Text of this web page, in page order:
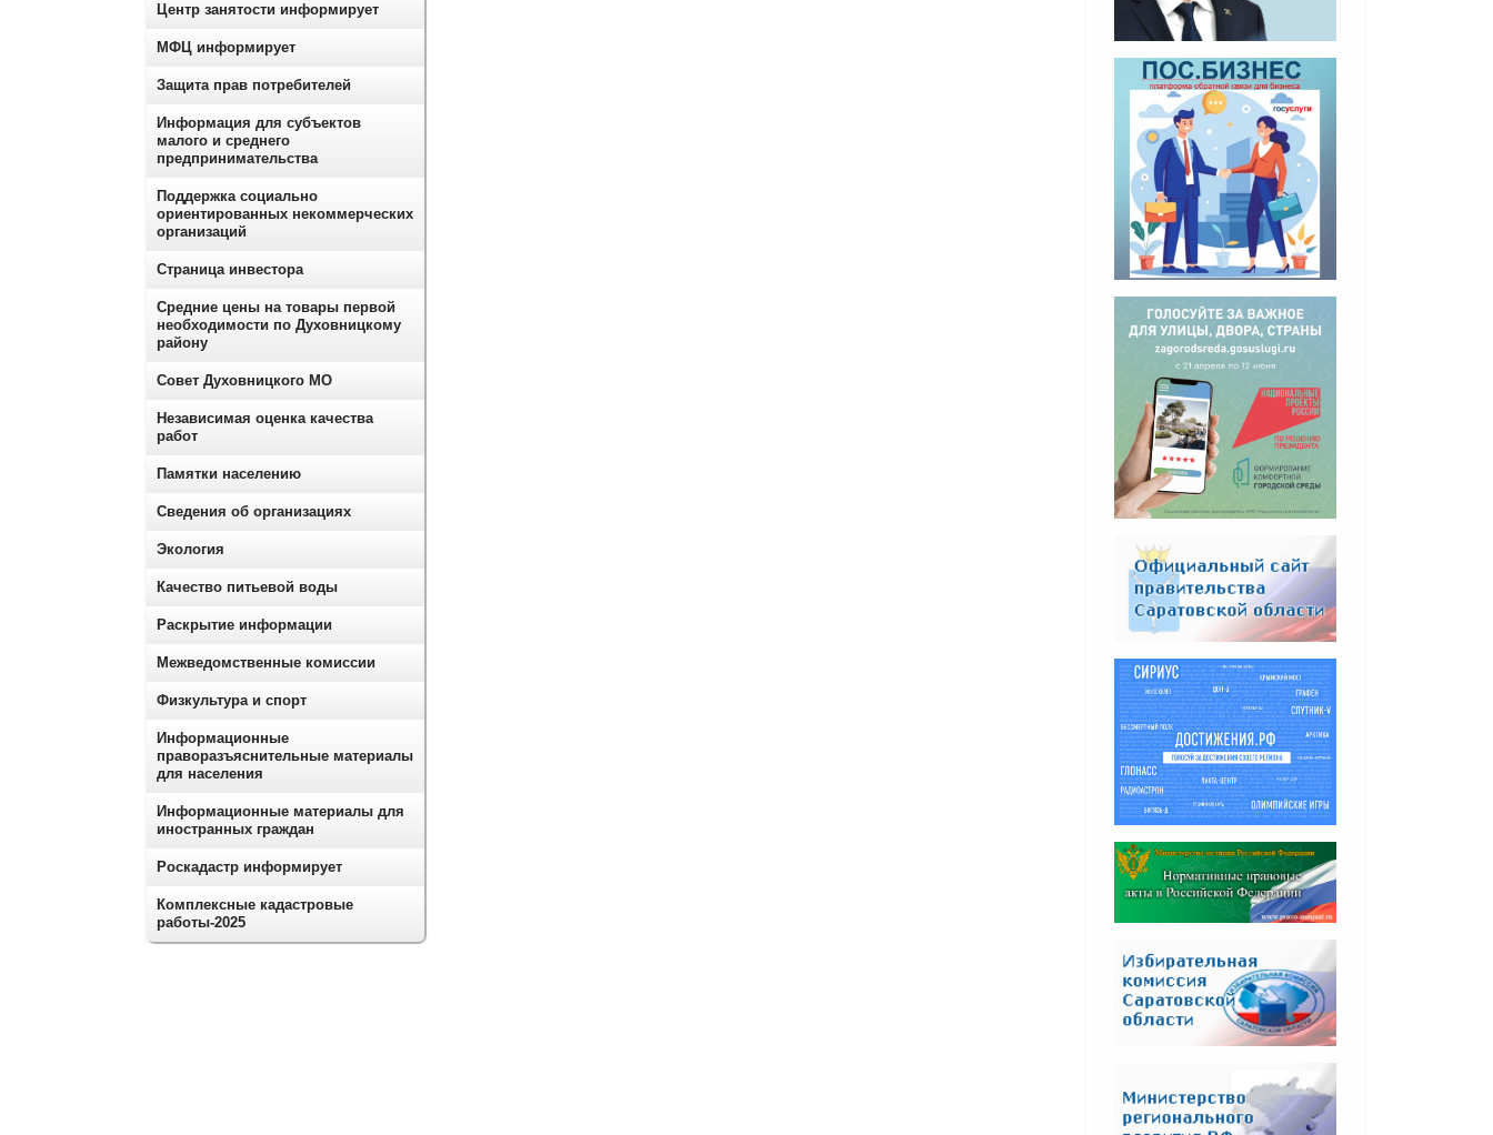
Центр занятости информирует
МФЦ информирует
Защита прав потребителей
Информация для субъектов
малого и среднего
предпринимательства
Поддержка социально
ориентированных некоммерческих
организаций
Страница инвестора
Средние цены на товары первой
необходимости по Духовницкому
району
Совет Духовницкого МО
Независимая оценка качества
работ
Памятки населению
Сведения об организациях
Экология
Качество питьевой воды
Раскрытие информации
Межведомственные комиссии
Физкультура и спорт
Информационные
праворазъяснительные материалы
для населения
Информационные материалы для
иностранных граждан
Роскадастр информирует
Комплексные кадастровые
работы-2025